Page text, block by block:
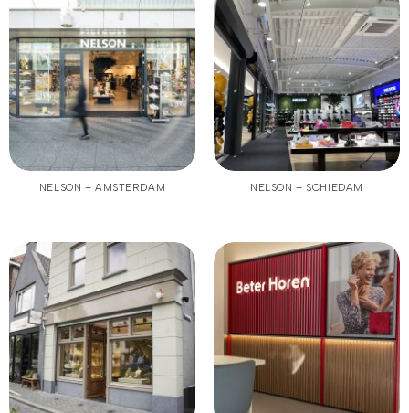
NELSON – AMSTERDAM NELSON – SCHIEDAM